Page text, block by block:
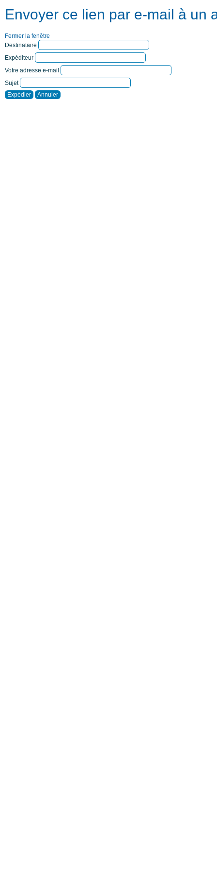
Envoyer ce lien par e-mail à un
Fermer la fenêtre
Destinataire
Expéditeur
Votre adresse e-mail
Sujet
Expédier
Annuler